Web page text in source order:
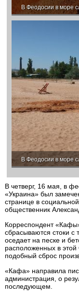
В Феодосии в море
В Феодосии в море
В четверг, 16 мая, в
«Украина» был
странице в
общественник
Корреспондент
сбрасываются стоки с
оседает на песке и
расположенных в
подобный сброс
«Кафа» направила
администрация, о
последующем.